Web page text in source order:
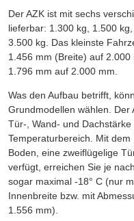
Der AZK ist mit sechs
lieferbar: 1.300 kg, 1.500
3.500 kg. Das kleinste
1.456 mm (Breite) auf
1.796 mm auf 2.000 mm.
Was den Aufbau betrifft,
Grundmodellen wählen. Der
Tür-, Wand- und
Temperaturbereich. Mit
Boden, eine zweiflügelige
verfügt, erreichen Sie je
sogar maximal -18° C (nur
Innenbreite bzw. mit
1.556 mm).